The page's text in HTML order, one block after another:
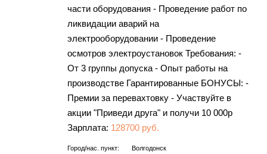
части оборудования - Проведение работ по
ликвидации аварий на
электрооборудовании - Проведение
осмотров электроустановок Требования: -
От 3 группы допуска - Опыт работы на
производстве Гарантированные БОНУСЫ: -
Премии за перевахтовку - Участвуйте в
акции "Приведи друга" и получи 10 000р
Зарплата: 128700 руб.
Город/нас. пункт: Волгодонск